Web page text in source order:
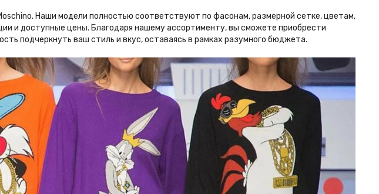
Наши модели полностью соответствуют по фасонам, размерной сетке, цветам,
и доступные цены. Благодаря нашему ассортименту, вы сможете приобрести
подчеркнуть ваш стиль и вкус, оставаясь в рамках разумного бюджета.